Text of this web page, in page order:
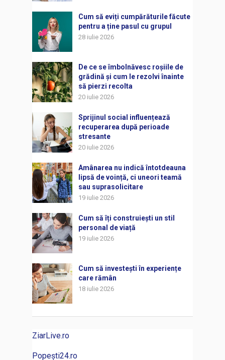
Cum să eviți cumpărăturile făcute
pentru a ține pasul cu grupul
28 iulie 2026
De ce se îmbolnăvesc roșiile de
grădină și cum le rezolvi înainte
să pierzi recolta
20 iulie 2026
Sprijinul social influențează
recuperarea după perioade
stresante
20 iulie 2026
Amânarea nu indică întotdeauna
lipsă de voință, ci uneori teamă
sau suprasolicitare
19 iulie 2026
Cum să îți construiești un stil
personal de viață
19 iulie 2026
Cum să investești în experiențe
care rămân
18 iulie 2026
ZiarLive.ro
Popești24.ro